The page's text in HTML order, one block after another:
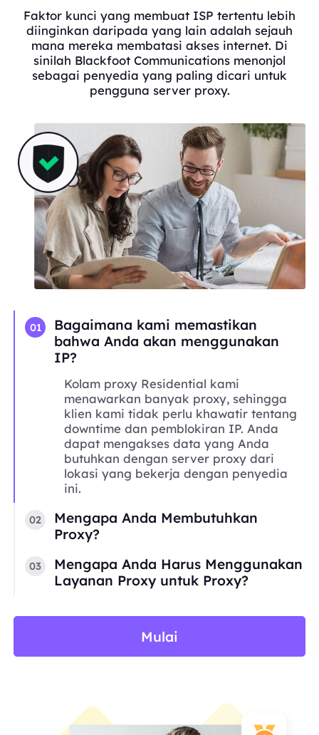
Faktor kunci yang membuat ISP tertentu lebih
diinginkan daripada yang lain adalah sejauh
mana mereka membatasi akses internet. Di
sinilah Blackfoot Communications menonjol
sebagai penyedia yang paling dicari untuk
pengguna server proxy.
01
Bagaimana kami memastikan
bahwa Anda akan menggunakan
IP?
Kolam proxy Residential kami
menawarkan banyak proxy, sehingga
klien kami tidak perlu khawatir tentang
downtime dan pemblokiran IP. Anda
dapat mengakses data yang Anda
butuhkan dengan server proxy dari
lokasi yang bekerja dengan penyedia
ini.
02
Mengapa Anda Membutuhkan
Proxy?
03
Mengapa Anda Harus Menggunakan
Layanan Proxy untuk Proxy?
Mulai